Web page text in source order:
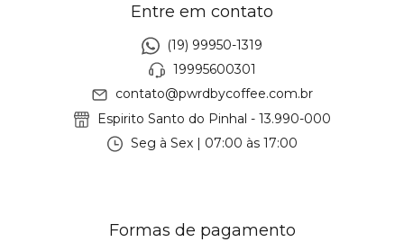
Entre em contato
(19) 99950-1319
19995600301
contato@pwrdbycoffee.com.br
Espirito Santo do Pinhal - 13.990-000
Seg à Sex | 07:00 às 17:00
Formas de pagamento